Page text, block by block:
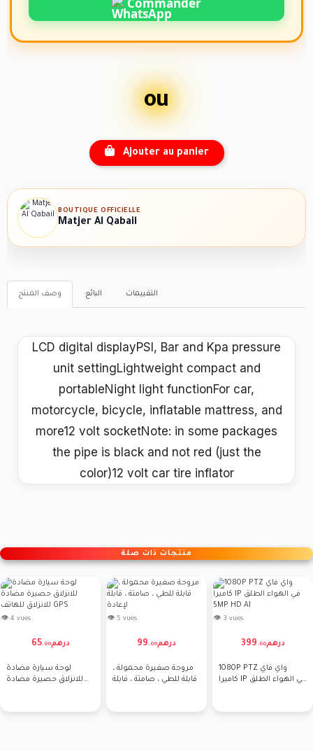
ou
Ajouter au panier
BOUTIQUE OFFICIELLE
Matjer Al Qabail
وصف المنتج البائع التقييمات
LCD digital displayPSI, Bar and Kpa pressure
unit settingLightweight compact and
portableNight light functionFor car,
motorcycle, bicycle, inflatable mattress, and
more12 volt socketNote: in some packages
the pipe is black and not red (just the
color)12 volt car tire inflator
منتجات ذات صلة
👁 4 vues
65. 00درهم
لوحة سيارة مضادة
للانزلاق حصيرة مضادة
👁 5 vues
99 . 00درهم
مروحة صغيرة محمولة ،
قابلة للطي ، صامتة ، قابلة
👁 3 vues
399 . 00درهم
1080P PTZ واي فاي
كاميرا IP في الهواء الطلق